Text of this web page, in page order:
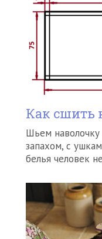
Как сшить
Шьем
запахом, с
белья человек